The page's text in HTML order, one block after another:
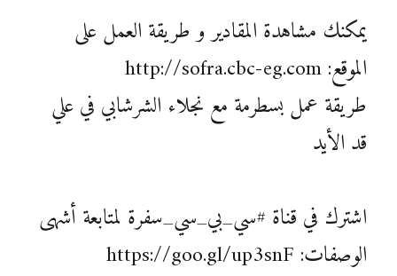
يمكنك مشاهدة المقادير و طريقة العمل على
الموقع: http://sofra.cbc-eg.com
طريقة عمل بسطرمة مع نجلاء الشرشابي في علي
قد الأيد
اشترك في قناة #سي_بي_سي_سفرة لمتابعة أشهى
الوصفات: https://goo.gl/up3snF